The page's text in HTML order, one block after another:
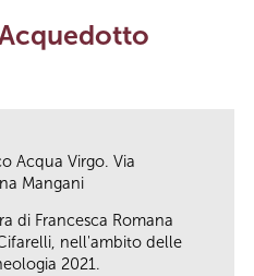
Acqua Virgo. Via
Mangani
di Francesca Romana
nell'ambito delle
2021.